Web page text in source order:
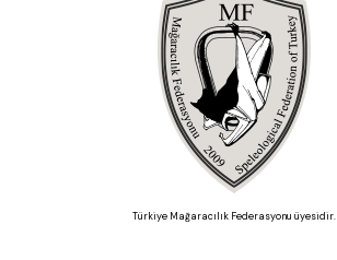
Türkiye Mağaracılık Federasyonu üyesidir.